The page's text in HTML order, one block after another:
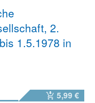
2.
1.5.1978 in
5,99 €